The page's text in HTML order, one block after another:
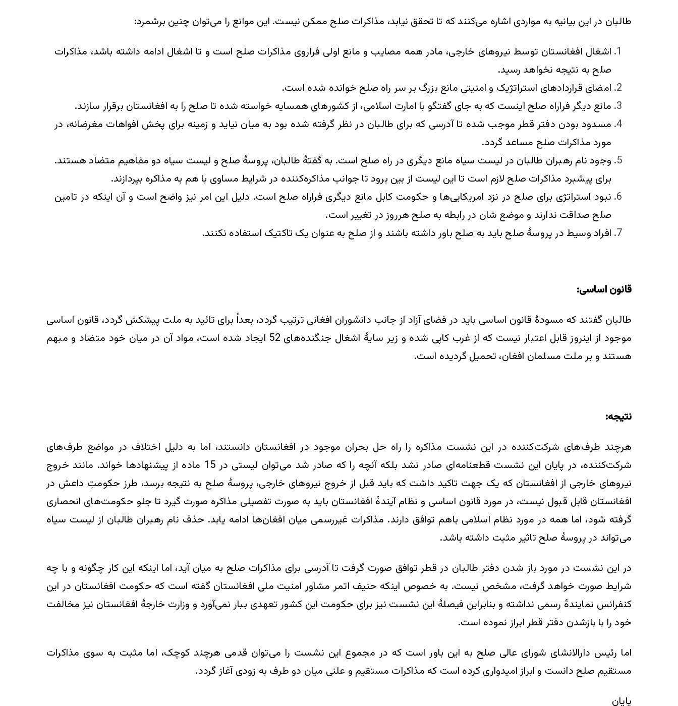
طالبان در این بیانیه به مواردی اشاره می‌کنند که تا تحقق نیابد، مذاکرات صلح ممکن نیست. این موانع را می‌توان چنین برشمرد:
اشغال افغانستان توسط نیروهای خارجی، مادر همه مصایب و مانع اولی فراروی مذاکرات صلح است و تا اشغال ادامه داشته باشد، مذاکرات
صلح به نتیجه نخواهد رسید.
امضای قرارداد‌های استراتژیک و امنیتی مانع بزرگ بر سر راه صلح خوانده شده است.
مانع دیگر فراراه صلح اینست که به جای گفتگو با امارت اسلامی، از کشور‌های همسایه خواسته شده تا صلح را به افغانستان برقرار سازند.
مسدود بودن دفتر قطر موجب شده تا آدرسی که برای طالبان در نظر گرفته شده بود به میان نیاید و زمینه برای پخش افواهات مغرضانه، در
مورد مذاکرات صلح مساعد گردد.
وجود نام رهبران طالبان در لیست سیاه مانع دیگری در راه صلح است. به گفتۀ طالبان، پروسۀ صلح و لیست سیاه دو مفاهیم متضاد هستند.
برای پیشبرد مذاکرات صلح لازم است تا این لیست از بین برود تا جوانب مذاکره‌کننده در شرایط مساوی با هم به مذاکره بپردازند.
نبود استراتژی برای صلح در نزد امریکایی‌ها و حکومت کابل مانع دیگری فراراه صلح است. دلیل این امر نیز واضح است و آن اینکه در تامین
صلح صداقت ندارند و موضع شان در رابطه به صلح هرروز در تغییر است.
افراد وسیط در پروسۀ صلح باید به صلح باور داشته باشند و از صلح به عنوان یک تاکتیک استفاده نکنند.
قانون اساسی:
طالبان گفتند که مسودۀ قانون اساسی باید در فضای آزاد از جانب دانشوران افغانی ترتیب گردد، بعداً برای تائید به ملت پیشکش گردد، قانون اساسی
موجود از اینروز قابل اعتبار نیست که از غرب کاپی شده و زیر سایۀ اشغال جنگنده‌های 52 ایجاد شده است، مواد آن در میان خود متضاد و مبهم
هستند و بر ملت مسلمان افغان، تحمیل گردیده است.
نتیجه:
هرچند طرف‌های شرکت‌کننده در این نشست مذاکره را راه حل بحران موجود در افغانستان دانستند، اما به دلیل اختلاف در مواضع طرف‌های
شرکت‌کننده، در پایان این نشست قطعنامه‌ای صادر نشد بلکه آنچه را که صادر شد می‌توان لیستی در 15 ماده از پیشنهاد‌ها خواند. مانند خروج
نیروهای خارجی از افغانستان که یک جهت تاکید داشت که باید قبل از خروج نیروهای خارجی، پروسۀ صلح به نتیجه برسد، طرز حکومتِ داعش در
افغانستان قابل قبول نیست، در مورد قانون اساسی و نظام آیندۀ افغانستان باید به صورت تفصیلی مذاکره صورت گیرد تا جلو حکومت‌های انحصاری
گرفته شود، اما همه در مورد نظام اسلامی باهم توافق دارند. مذاکرات غیررسمی میان افغان‌ها ادامه یابد. حذف نام رهبران طالبان از لیست سیاه
می‌تواند در پروسۀ صلح تاثیر مثبت داشته باشد.
در این نشست در مورد باز شدن دفتر طالبان در قطر توافق صورت گرفت تا آدرسی برای مذاکرات صلح به میان آید، اما اینکه این کار چگونه و با چه
شرایط صورت خواهد گرفت، مشخص نیست. به خصوص اینکه حنیف اتمر مشاور امنیت ملی افغانستان گفته است که حکومت افغانستان در این
کنفرانس نمایندۀ رسمی نداشته و بنابراین فیصلۀ این نشست نیز برای حکومت این کشور تعهدی ببار نمی‌آورد و وزارت خارجۀ افغانستان نیز مخالفت
خود را با بازشدن دفتر قطر ابراز نموده است.
اما رئیس دارالانشای شورای عالی صلح به این باور است که در مجموع این نشست را می‌توان قدمی هرچند کوچک، اما مثبت به سوی مذاکرات
مستقیم صلح دانست و ابراز امیدواری کرده است که مذاکرات مستقیم و علنی میان دو طرف به زودی آغاز گردد.
پایان